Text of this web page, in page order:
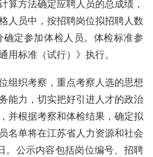
算方法确定应聘人员的总成绩，
人员中，按招聘岗位拟招聘人数
定参加体检人员。体检标准参
用标准（试行）》执行。
组织考察，重点考察人选的思想
能力，切实把好引进人才的政治
并根据考察和体检结果，确定拟
名单将在江苏省人力资源和社会
。公示内容包括岗位编号、招聘